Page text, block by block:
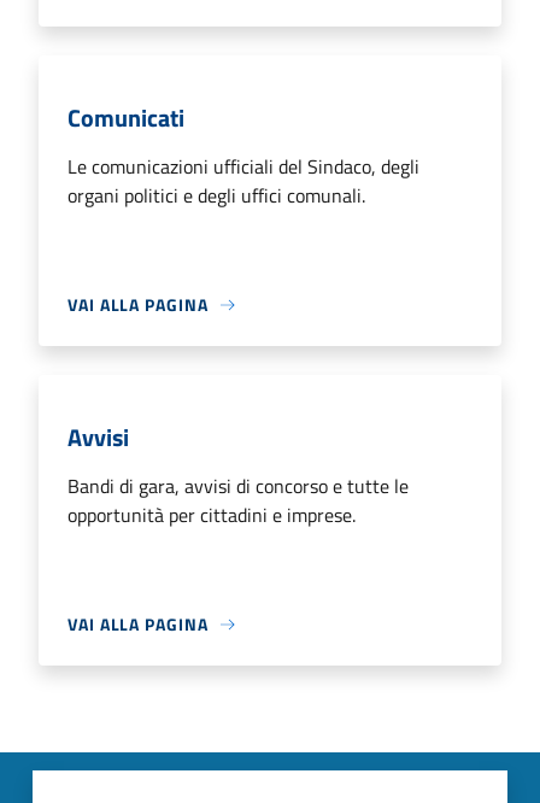
Comunicati
Le comunicazioni ufficiali del Sindaco, degli
organi politici e degli uffici comunali.
VAI ALLA PAGINA
Avvisi
Bandi di gara, avvisi di concorso e tutte le
opportunità per cittadini e imprese.
VAI ALLA PAGINA